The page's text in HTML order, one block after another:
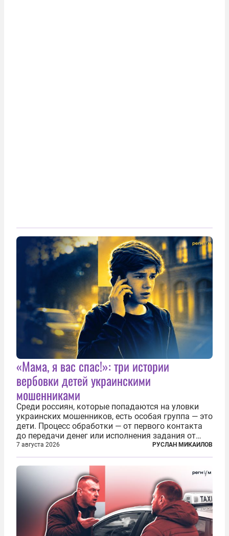
«Мама, я вас спас!»: три истории
вербовки детей украинскими
мошенниками
Среди россиян, которые попадаются на уловки
украинских мошенников, есть особая группа — это
дети. Процесс обработки — от первого контакта
до передачи денег или исполнения задания от
кураторов может занять от двух часов до
нескольких месяцев. Детей превращают в
послушных исполнителей, которые...
7 августа 2026 РУСЛАН МИКАИЛОВ